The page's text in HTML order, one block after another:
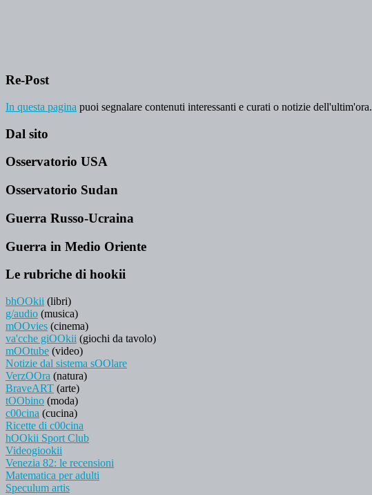
Re-Post
In questa pagina puoi segnalare contenuti interessanti e curati o notizie dell'ultim'ora.
Dal sito
Osservatorio USA
Osservatorio Sudan
Guerra Russo-Ucraina
Guerra in Medio Oriente
Le rubriche di hookii
bhOOkii (libri)
g/audio (musica)
mOOvies (cinema)
va'cche giOOkii (giochi da tavolo)
mOOtube (video)
Notizie dal sistema sOOlare
VerzOOra (natura)
BraveART (arte)
tOObino (moda)
c00cina (cucina)
Ricette di c00cina
hOOkii Sport Club
Videogiookii
Venezia 82: le recensioni
Matematica per adulti
Speculum artis